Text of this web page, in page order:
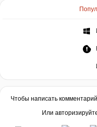
Чтобы написать
Или